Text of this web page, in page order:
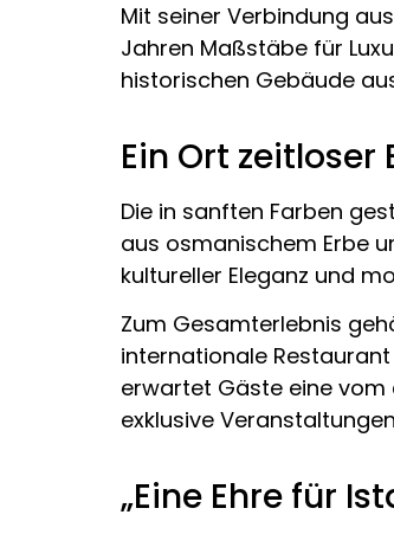
Mit seiner Verbindung
Jahren Maßstäbe für
historischen Gebäude
Ein Ort zeitloser
Die in sanften Farben
aus osmanischem Erbe
kultureller Eleganz und
Zum Gesamterlebnis
internationale Restaurant
erwartet Gäste eine vom
exklusive
„Eine Ehre für